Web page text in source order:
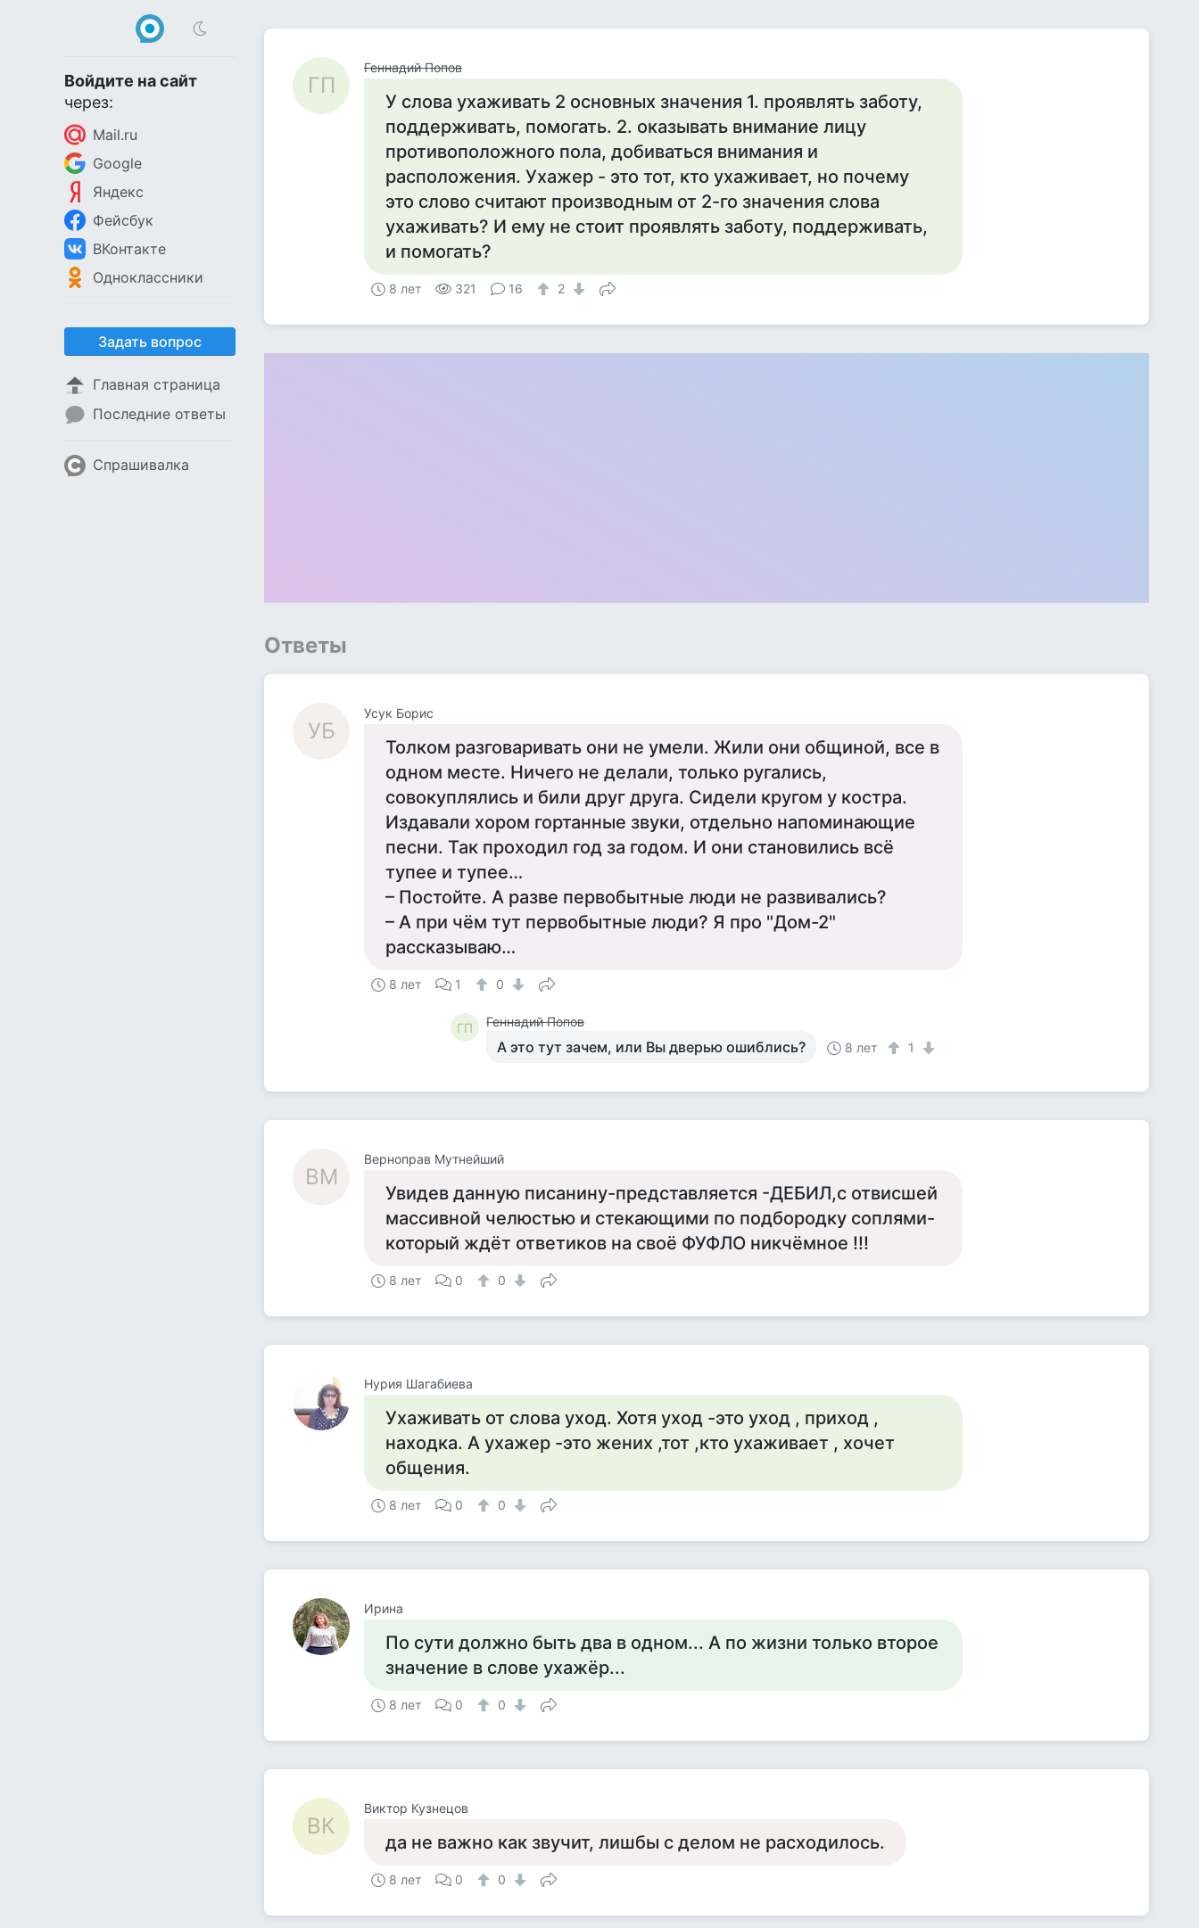
Войдите на сайт
через:
Mail.ru
Google
Яндекс
Фейсбук
ВКонтакте
Одноклассники
Задать вопрос
Главная страница
Последние ответы
Спрашивалка
ГП
Геннадий Попов
У слова ухаживать 2 основных значения 1. проявлять заботу,
поддерживать, помогать. 2. оказывать внимание лицу
противоположного пола, добиваться внимания и
расположения. Ухажер - это тот, кто ухаживает, но почему
это слово считают производным от 2-го значения слова
ухаживать? И ему не стоит проявлять заботу, поддерживать,
и помогать?
8 лет 321 16 2
Ответы
УБ
Усук Борис
Толком разговаривать они не умели. Жили они общиной, все в
одном месте. Ничего не делали, только ругались,
совокуплялись и били друг друга. Сидели кругом у костра.
Издавали хором гортанные звуки, отдельно напоминающие
песни. Так проходил год за годом. И они становились всё
тупее и тупее…
– Постойте. А разве первобытные люди не развивались?
– А при чём тут первобытные люди? Я про "Дом-2"
рассказываю…
8 лет 1 0
ГП Геннадий Попов
А это тут зачем, или Вы дверью ошиблись? 8 лет 1
ВМ
Верноправ Мутнейший
Увидев данную писанину-представляется -ДЕБИЛ,с отвисшей
массивной челюстью и стекающими по подбородку соплями-
который ждёт ответиков на своё ФУФЛО никчёмное !!!
8 лет 0 0
Нурия Шагабиева
Ухаживать от слова уход. Хотя уход -это уход , приход ,
находка. А ухажер -это жених ,тот ,кто ухаживает , хочет
общения.
8 лет 0 0
Ирина
По сути должно быть два в одном... А по жизни только второе
значение в слове ухажёр...
8 лет 0 0
ВК
Виктор Кузнецов
да не важно как звучит, лишбы с делом не расходилось.
8 лет 0 0